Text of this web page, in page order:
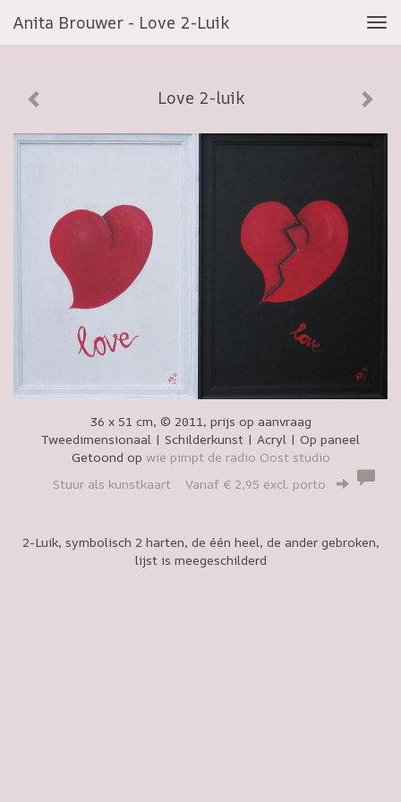
Anita Brouwer - Love 2-Luik
Love 2-luik
36 x 51 cm, © 2011, prijs op aanvraag
Tweedimensionaal | Schilderkunst | Acryl | Op paneel
Getoond op wie pimpt de radio Oost studio
Stuur als kunstkaart Vanaf € 2,95 excl. porto
2-Luik, symbolisch 2 harten, de één heel, de ander gebroken,
lijst is meegeschilderd